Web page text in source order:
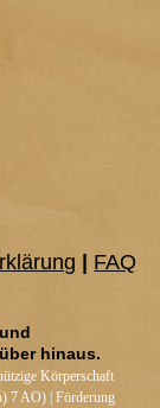
FAQ
hinaus.
Körperschaft
7 AO) | Förderung